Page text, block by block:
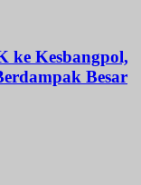
ke Kesbangpol,
Besar